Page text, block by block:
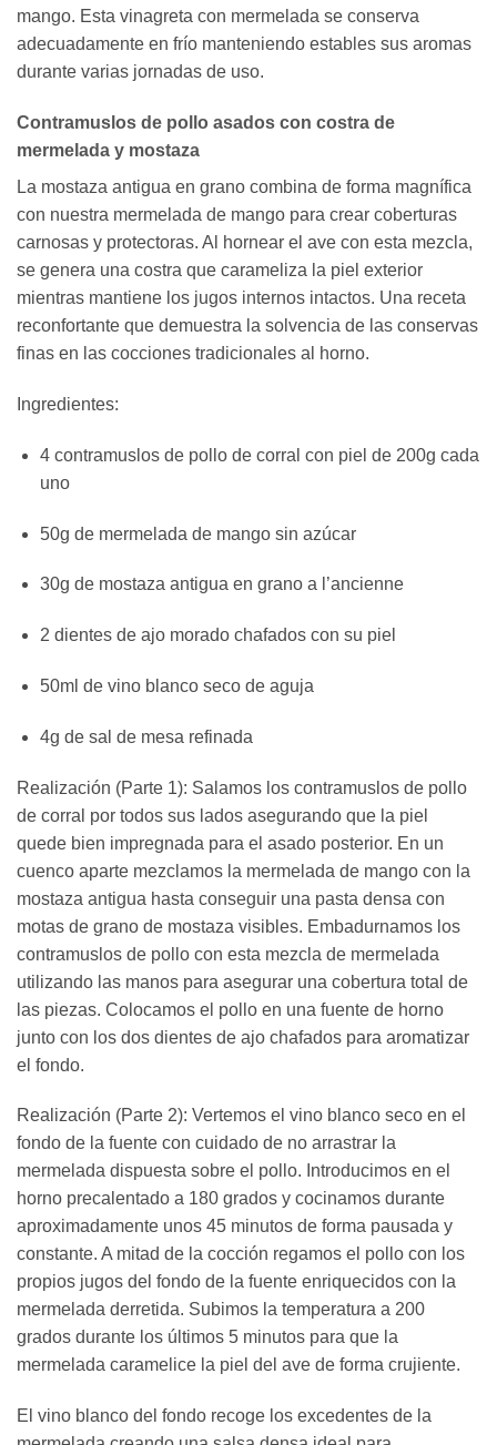
mango. Esta vinagreta con mermelada se conserva
adecuadamente en frío manteniendo estables sus aromas
durante varias jornadas de uso.
Contramuslos de pollo asados con costra de
mermelada y mostaza
La mostaza antigua en grano combina de forma magnífica
con nuestra mermelada de mango para crear coberturas
carnosas y protectoras. Al hornear el ave con esta mezcla,
se genera una costra que carameliza la piel exterior
mientras mantiene los jugos internos intactos. Una receta
reconfortante que demuestra la solvencia de las conservas
finas en las cocciones tradicionales al horno.
Ingredientes:
4 contramuslos de pollo de corral con piel de 200g cada
uno
50g de mermelada de mango sin azúcar
30g de mostaza antigua en grano a l’ancienne
2 dientes de ajo morado chafados con su piel
50ml de vino blanco seco de aguja
4g de sal de mesa refinada
Realización (Parte 1): Salamos los contramuslos de pollo
de corral por todos sus lados asegurando que la piel
quede bien impregnada para el asado posterior. En un
cuenco aparte mezclamos la mermelada de mango con la
mostaza antigua hasta conseguir una pasta densa con
motas de grano de mostaza visibles. Embadurnamos los
contramuslos de pollo con esta mezcla de mermelada
utilizando las manos para asegurar una cobertura total de
las piezas. Colocamos el pollo en una fuente de horno
junto con los dos dientes de ajo chafados para aromatizar
el fondo.
Realización (Parte 2): Vertemos el vino blanco seco en el
fondo de la fuente con cuidado de no arrastrar la
mermelada dispuesta sobre el pollo. Introducimos en el
horno precalentado a 180 grados y cocinamos durante
aproximadamente unos 45 minutos de forma pausada y
constante. A mitad de la cocción regamos el pollo con los
propios jugos del fondo de la fuente enriquecidos con la
mermelada derretida. Subimos la temperatura a 200
grados durante los últimos 5 minutos para que la
mermelada caramelice la piel del ave de forma crujiente.
El vino blanco del fondo recoge los excedentes de la